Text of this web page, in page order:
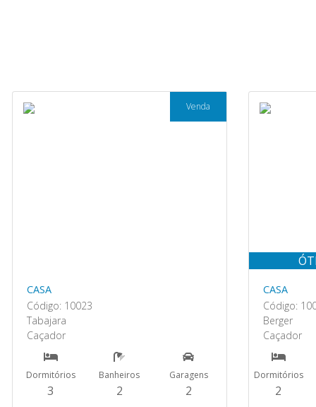
Venda
CASA
Código: 10023
Tabajara
Caçador
Dormitórios
3
Banheiros
2
Garagens
2
CASA
Código:
Berger
Caçador
Dormitórios
2